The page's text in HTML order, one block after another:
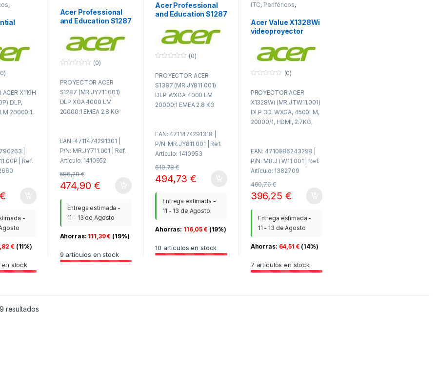
,
X119H
DLP,
20000:1,
|
| Ref.
€
-
€ (11%)
en stock
Acer Professional
and Education S1287
alcance estándar
4000 lúmenes ANSI
(1024×768) Blanco
u
r
a
d
e
(0)
PROYECTOR ACER
S1287 (MR.JY711.001)
DLP XGA 4000 LM
20000:1 EMEA 2.8 KG
EAN: 4711474291301 |
P/N: MR.JY711.001 | Ref.
Artículo: 1410952
586,29€
474,90 €
Entrega estimada -
11 - 13 de Agosto
Ahorras: 111,39€ (19%)
9 artículos en stock
Acer Professional
and Education S1287
alcance estándar
4000 lúmenes ANSI
(1280×800) Blanco
u
r
a
d
e
(0)
PROYECTOR ACER
S1387 (MR.JY811.001)
DLP WXGA 4000 LM
20000:1 EMEA 2.8 KG
EAN: 4711474291318 |
P/N: MR.JY811.001 | Ref.
Artículo: 1410953
610,78€
494,73€
Entrega estimada -
11 - 13 de Agosto
Ahorras: 116,05 € (19%)
10 artículos en stock
ITC, Periféricos,
Acer Value X1328Wi
videoproyector
alcance estándar
4500 lúmenes ANSI
(1280×800) 3D
u
e
r
a
e
(0)
PROYECTOR ACER
X1328Wi (MR.JTW11.001)
DLP 3D, WXGA, 4500LM,
20000/1, HDMI, 2.7KG,
EAN: 4710886243298 |
P/N: MR.JTW11.001 | Ref.
Artículo: 1382709
460,76€
396,25 €
Entrega estimada -
11 - 13 de Agosto
Ahorras: 64,51 € (14%)
7 artículos en stock
resultadosOrdenado por los últimos